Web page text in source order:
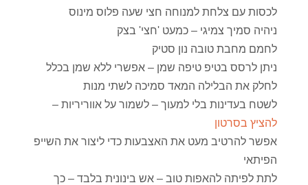
לכסות עם צלחת למנוחה חצי שעה פלוס מינוס
ניהיה סמיך צמיגי – כמעט 'חצי' בצק
לחמם מחבת טובה נון סטיק
ניתן לרסס בטיפ טיפה שמן – אפשרי ללא שמן בכלל
לחלק את הבלילה המאד סמיכה לשתי מנות
לשטח בעדינות בלי למעוך – לשמור על אווריריות –
להציץ בסרטון
אפשר להרטיב מעט את האצבעות כדי ליצור את השייפ
הפיתאי
לתת לפיתה להאפות טוב – אש בינונית בלבד – כך